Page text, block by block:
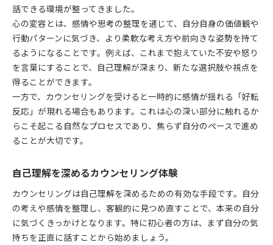
一時的な不安を乗り越えるポイント
カウンセリングが促す心の回復過程
自分に合ったカウンセリング選びのヒント
自分に適したカウンセリングの探し方
カウンセリング形式の選択基準を解説
カウンセリングが合わない場合の対処法
カウンセリングで大切な相性の見極め
信頼できるカウンセリングの選び方
カウンセリングを続けて生きやすさを実感する道
生きやすさを実感するカウンセリング活用
カウンセリングが支える日常の変化
カウンセリングと長期的な心の成長
カウンセリング継続で得られる安心感
話できる環境が整ってきました。
心の変容とは、感情や思考の整理を通じて、自分自身の価値観や
行動パターンに気づき、より柔軟な考え方や前向きな姿勢を持て
るようになることです。例えば、これまで抱えていた不安や怒り
を言葉にすることで、自己理解が深まり、新たな選択肢や視点を
得ることができます。
一方で、カウンセリングを受けると一時的に感情が揺れる「好転
反応」が現れる場合もあります。これは心の深い部分に触れるか
らこそ起こる自然なプロセスであり、焦らず自分のペースで進め
ることが大切です。
自己理解を深めるカウンセリング体験
カウンセリングは自己理解を深めるための有効な手段です。自分
の考えや感情を整理し、客観的に見つめ直すことで、本来の自分
に気づくきっかけとなります。特に初心者の方は、まず自分の気
持ちを正直に話すことから始めましょう。